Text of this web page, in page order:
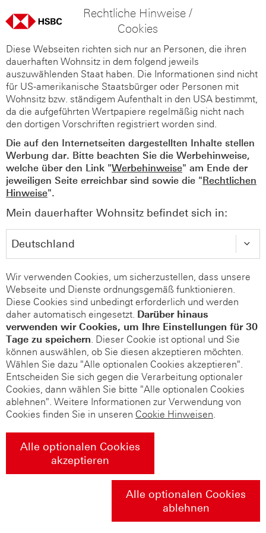
Rechtliche Hinweise /
Cookies
Diese Webseiten richten sich nur an Personen, die ihren
dauerhaften Wohnsitz in dem folgend jeweils
auszuwählenden Staat haben. Die Informationen sind nicht
für US-amerikanische Staatsbürger oder Personen mit
Wohnsitz bzw. ständigem Aufenthalt in den USA bestimmt,
da die aufgeführten Wertpapiere regelmäßig nicht nach
den dortigen Vorschriften registriert worden sind.
Die auf den Internetseiten dargestellten Inhalte stellen
Werbung dar. Bitte beachten Sie die Werbehinweise,
welche über den Link "Werbehinweise" am Ende der
jeweiligen Seite erreichbar sind sowie die "Rechtlichen
Hinweise".
Mein dauerhafter Wohnsitz befindet sich in:
Wir verwenden Cookies, um sicherzustellen, dass unsere
Webseite und Dienste ordnungsgemäß funktionieren.
Diese Cookies sind unbedingt erforderlich und werden
daher automatisch eingesetzt. Darüber hinaus
verwenden wir Cookies, um Ihre Einstellungen für 30
Tage zu speichern. Dieser Cookie ist optional und Sie
können auswählen, ob Sie diesen akzeptieren möchten.
Wählen Sie dazu "Alle optionalen Cookies akzeptieren".
Entscheiden Sie sich gegen die Verarbeitung optionaler
Cookies, dann wählen Sie bitte "Alle optionalen Cookies
ablehnen". Weitere Informationen zur Verwendung von
Cookies finden Sie in unseren Cookie Hinweisen.
Alle optionalen Cookies
akzeptieren
Alle optionalen Cookies
ablehnen